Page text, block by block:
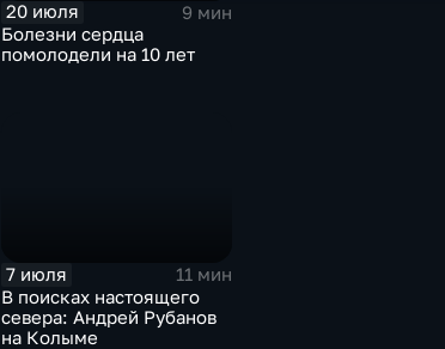
20 июля
9 мин
Болезни сердца
помолодели на 10 лет
7 июля
11 мин
В поисках настоящего
севера: Андрей Рубанов
на Колыме